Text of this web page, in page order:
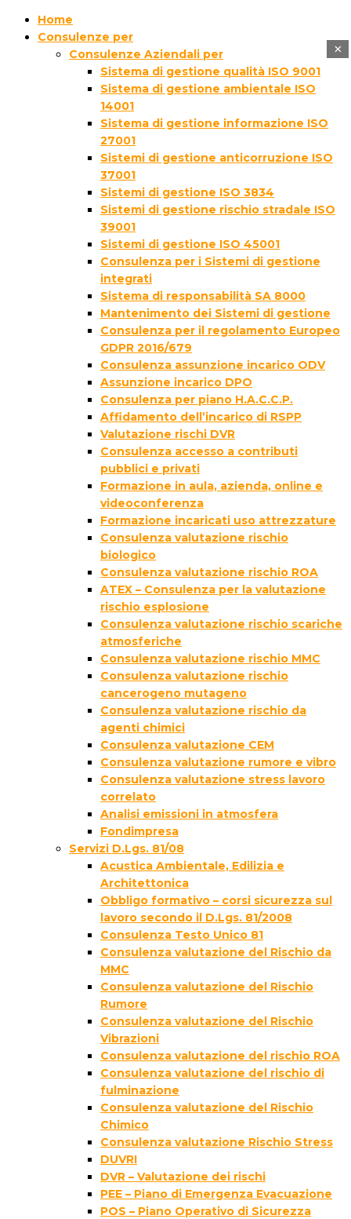
Home
Consulenze per
Consulenze Aziendali per
Sistema di gestione qualità ISO 9001
Sistema di gestione ambientale ISO
14001
Sistema di gestione informazione ISO
27001
Sistemi di gestione anticorruzione ISO
37001
Sistemi di gestione ISO 3834
Sistemi di gestione rischio stradale ISO
39001
Sistemi di gestione ISO 45001
Consulenza per i Sistemi di gestione
integrati
Sistema di responsabilità SA 8000
Mantenimento dei Sistemi di gestione
Consulenza per il regolamento Europeo
GDPR 2016/679
Consulenza assunzione incarico ODV
Assunzione incarico DPO
Consulenza per piano H.A.C.C.P.
Affidamento dell’incarico di RSPP
Valutazione rischi DVR
Consulenza accesso a contributi
pubblici e privati
Formazione in aula, azienda, online e
videoconferenza
Formazione incaricati uso attrezzature
Consulenza valutazione rischio
biologico
Consulenza valutazione rischio ROA
ATEX – Consulenza per la valutazione
rischio esplosione
Consulenza valutazione rischio scariche
atmosferiche
Consulenza valutazione rischio MMC
Consulenza valutazione rischio
cancerogeno mutageno
Consulenza valutazione rischio da
agenti chimici
Consulenza valutazione CEM
Consulenza valutazione rumore e vibro
Consulenza valutazione stress lavoro
correlato
Analisi emissioni in atmosfera
Fondimpresa
Servizi D.Lgs. 81/08
Acustica Ambientale, Edilizia e
Architettonica
Obbligo formativo – corsi sicurezza sul
lavoro secondo il D.Lgs. 81/2008
Consulenza Testo Unico 81
Consulenza valutazione del Rischio da
MMC
Consulenza valutazione del Rischio
Rumore
Consulenza valutazione del Rischio
Vibrazioni
Consulenza valutazione del rischio ROA
Consulenza valutazione del rischio di
fulminazione
Consulenza valutazione del Rischio
Chimico
Consulenza valutazione Rischio Stress
DUVRI
DVR – Valutazione dei rischi
PEE – Piano di Emergenza Evacuazione
POS – Piano Operativo di Sicurezza
×